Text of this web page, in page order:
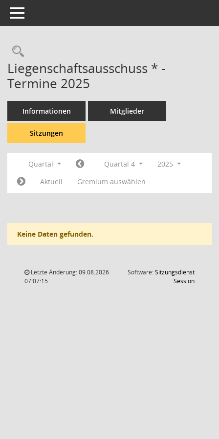
Toggle navigation
Rechercheauswahl
Liegenschaftsausschuss * -
Termine 2025
Informationen Mitglieder
Sitzungen
Quartal Quartal 4
2025
Aktuell
Gremium auswählen
Keine Daten gefunden.
Letzte Änderung: 09.08.2026
07:07:15
Software:Sitzungsdienst
Session(Wird in